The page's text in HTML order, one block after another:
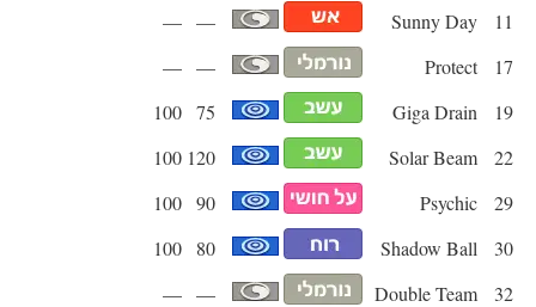
11
Sunny Day
—
—
17
Protect
—
—
19
Giga Drain
75
100
22
Solar Beam
120
100
29
Psychic
90
100
30
Shadow Ball
80
100
32
Double Team
—
—